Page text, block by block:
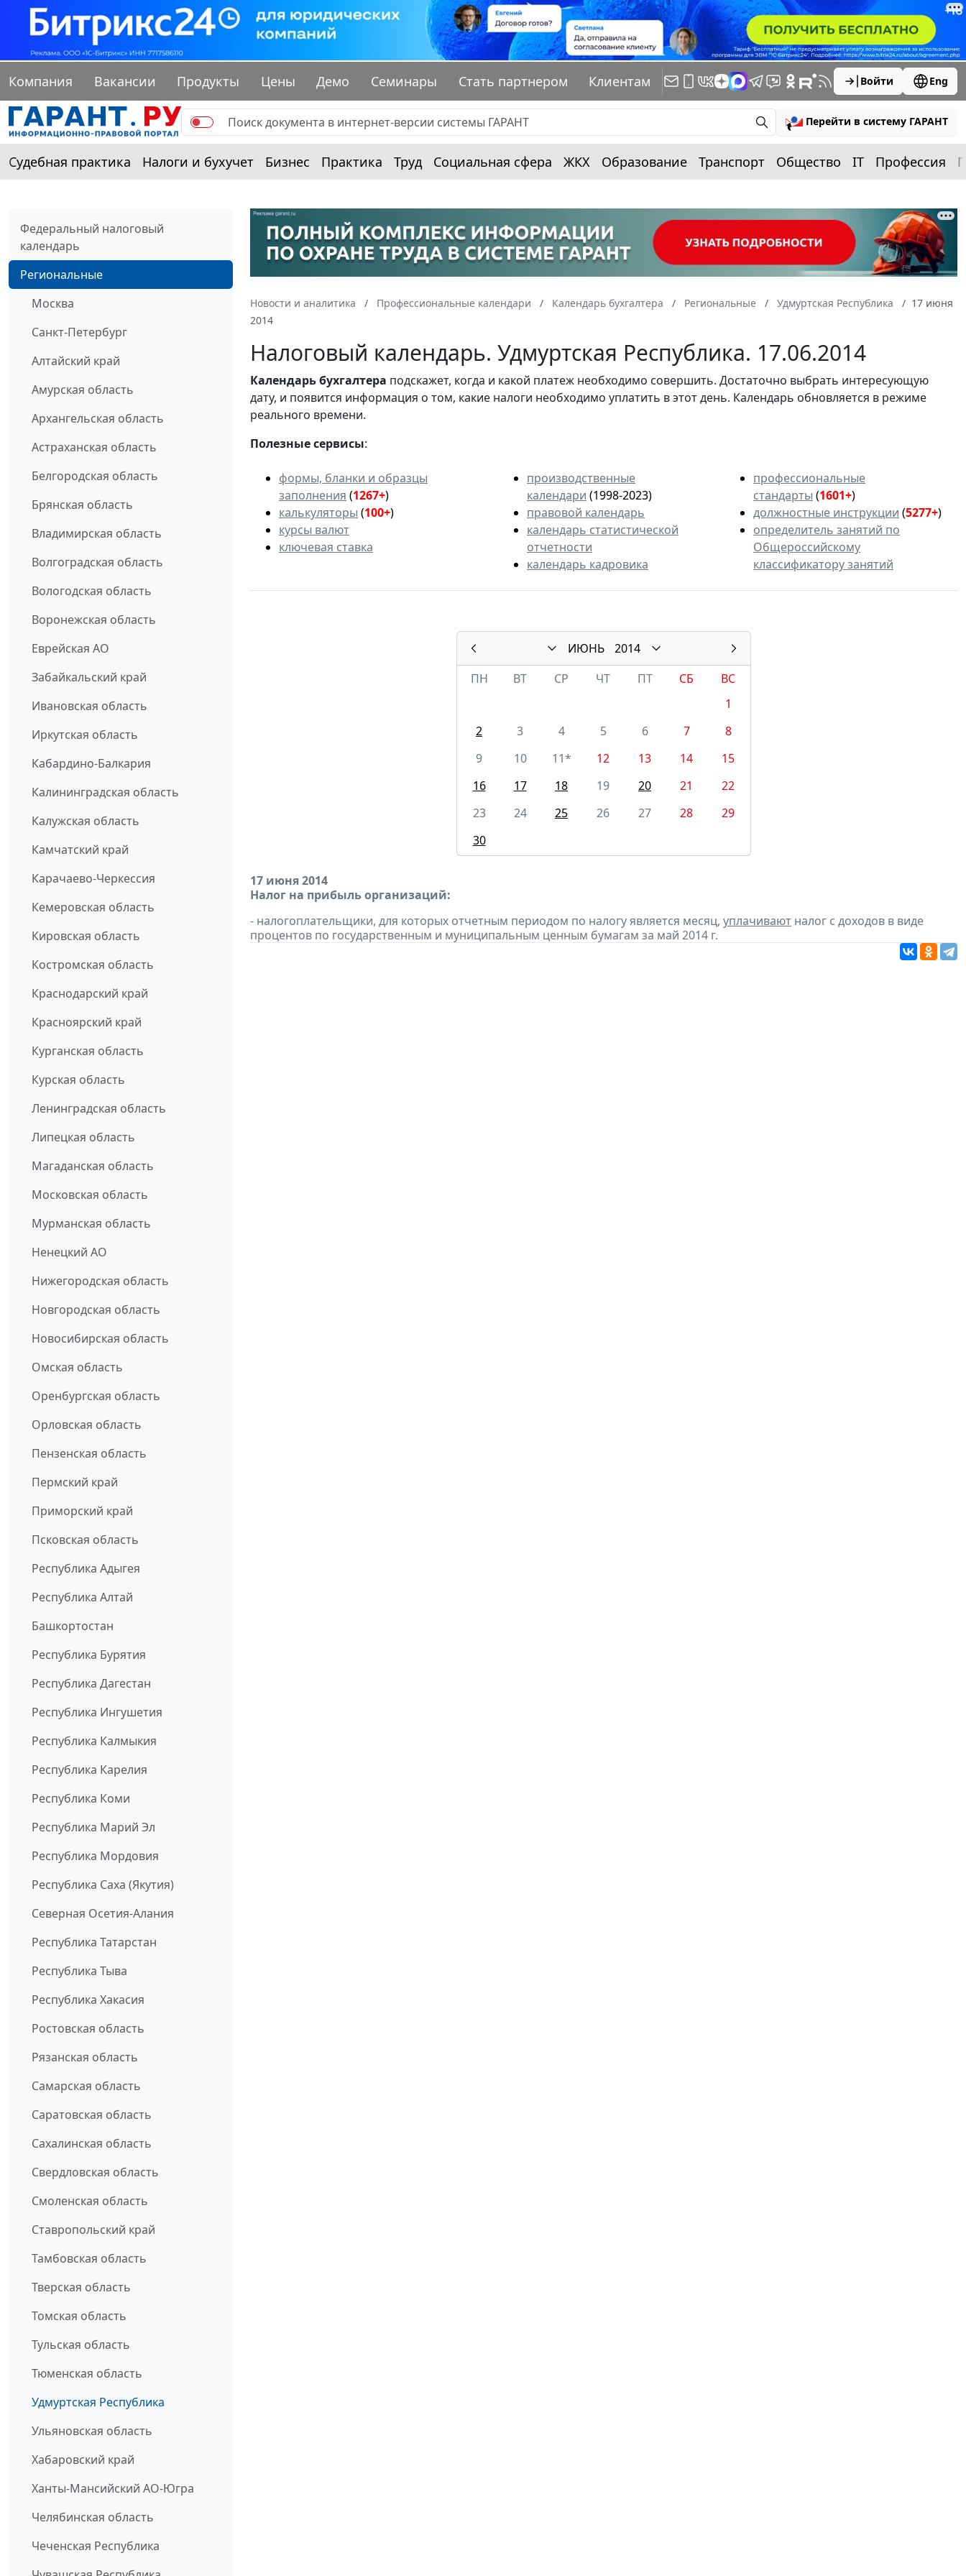
Компания Вакансии Продукты Цены Демо Семинары Стать партнером Клиентам Войти Eng
Перейти в систему ГАРАНТ
Судебная практика Налоги и бухучет Бизнес Практика Труд Социальная сфера ЖКХ Образование Транспорт Общество IT Профессия
Федеральный налоговый
календарь
Региональные
Москва
Санкт-Петербург
Алтайский край
Амурская область
Архангельская область
Астраханская область
Белгородская область
Брянская область
Владимирская область
Волгоградская область
Вологодская область
Воронежская область
Еврейская АО
Забайкальский край
Ивановская область
Иркутская область
Кабардино-Балкария
Калининградская область
Калужская область
Камчатский край
Карачаево-Черкессия
Кемеровская область
Кировская область
Костромская область
Краснодарский край
Красноярский край
Курганская область
Курская область
Ленинградская область
Липецкая область
Магаданская область
Московская область
Мурманская область
Ненецкий АО
Нижегородская область
Новгородская область
Новосибирская область
Омская область
Оренбургская область
Орловская область
Пензенская область
Пермский край
Приморский край
Псковская область
Республика Адыгея
Республика Алтай
Башкортостан
Республика Бурятия
Республика Дагестан
Республика Ингушетия
Республика Калмыкия
Республика Карелия
Республика Коми
Республика Марий Эл
Республика Мордовия
Республика Саха (Якутия)
Северная Осетия-Алания
Республика Татарстан
Республика Тыва
Республика Хакасия
Ростовская область
Рязанская область
Самарская область
Саратовская область
Сахалинская область
Свердловская область
Смоленская область
Ставропольский край
Тамбовская область
Тверская область
Томская область
Тульская область
Тюменская область
Удмуртская Республика
Ульяновская область
Хабаровский край
Ханты-Мансийский АО-Югра
Челябинская область
Чеченская Республика
Новости и аналитика Профессиональные календари Календарь бухгалтера Региональные Удмуртская Республика
17 июня
2014
Налоговый календарь. Удмуртская Республика. 17.06.2014
Календарьбухгалтера подскажет, когда и какой платеж необходимо совершить. Достаточно выбрать интересующую
дату, и появится информация о том, какие налоги необходимо уплатить в этот день. Календарь обновляется в режиме
реального времени.
Полезные сервисы:
формы, бланки и образцы
заполнения (1267+)
калькуляторы (100+)
курсы валют
ключевая ставка
производственные
календари (1998-2023)
правовой календарь
календарь статистической
отчетности
календарь кадровика
профессиональные
стандарты (1601+)
должностные инструкции (5277+)
определитель занятий по
Общероссийскому
классификатору занятий
ИЮНЬ
2014
ПН
ВТ СР ЧТ ПТ СБ
ВС
1
2
3 4 5 6 7
8
9
10 11* 12 13 14
15
16
17 18 19 20 21
22
23
24 25 26 27 28
29
30
17 июня 2014
Налог на прибыль организаций:
- налогоплательщики, для которых отчетным периодом по налогу является месяц, уплачивают налог с доходов в виде
процентов по государственным и муниципальным ценным бумагам за май 2014 г.